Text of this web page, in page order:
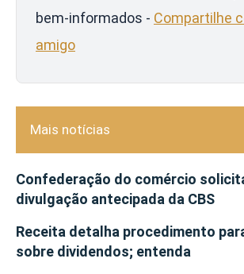
bem-informados - Compartilhe
amigo
Mais notícias
Confederação do comércio
divulgação antecipada da CBS
Receita detalha procedimento
sobre dividendos; entenda